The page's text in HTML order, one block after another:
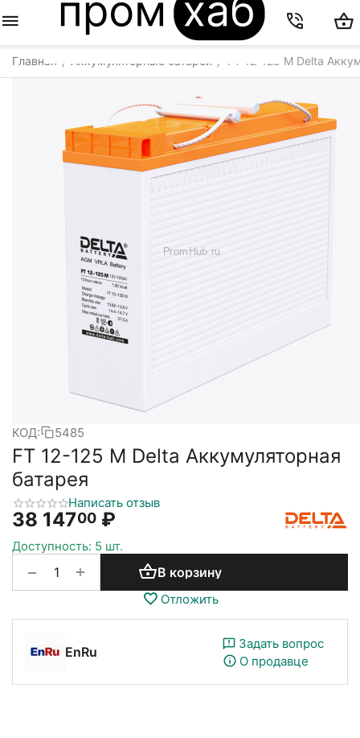
Главная / Аккумуляторные батареи / FT 12-125 M Delta
КОД: 5485
FT 12-125 M Delta Аккумуляторная
батарея
Написать отзыв
38 14700 ₽
Доступность: 5 шт.
+
− В корзину
Отложить
EnRu
Задать вопрос
О продавце